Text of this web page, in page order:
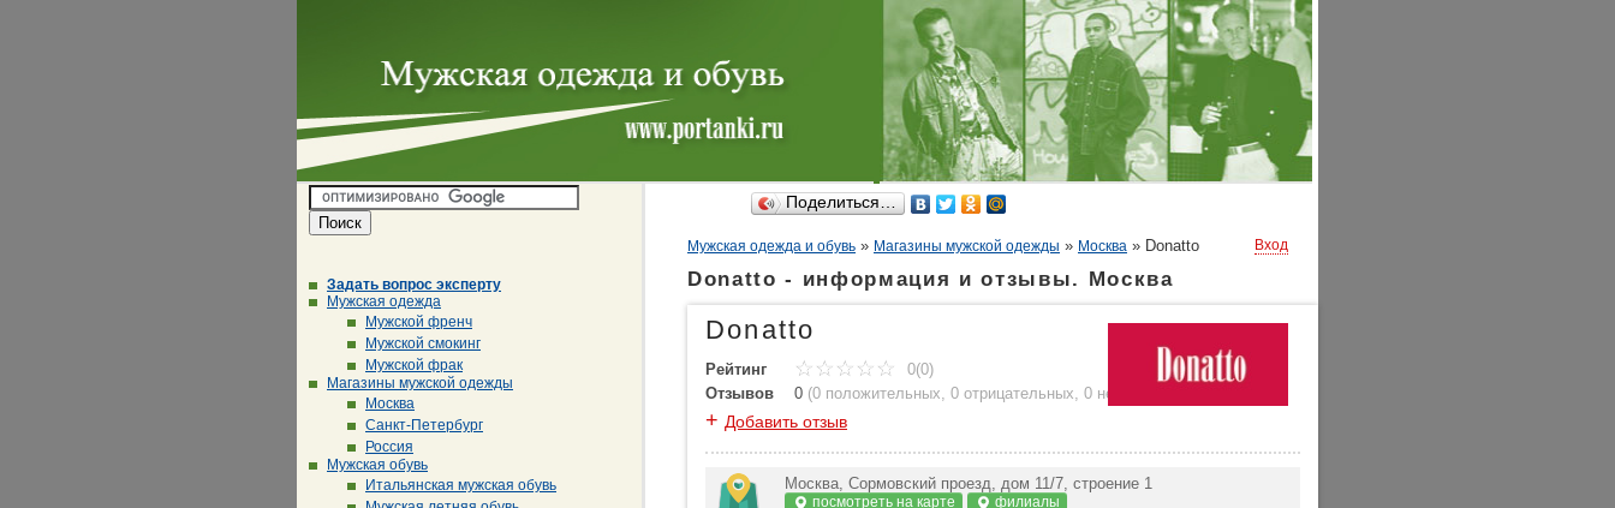
Задать вопрос эксперту
Мужская одежда
Мужской френч
Мужской смокинг
Мужской фрак
Магазины мужской одежды
Москва
Санкт-Петербург
Россия
Мужская обувь
Итальянская мужская обувь
Поделиться…
Мужская одежда и обувь » Магазины мужской одежды » Москва » Donatto Вход
Donatto - информация и отзывы. Москва
Donatto
Рейтинг
0(0)
Отзывов
0 (0 положительных, 0 отрицательных, 0 нейтральных
+ Добавить отзыв
Москва, Сормовский проезд, дом 11/7, строение 1
посмотреть на карте филиалы